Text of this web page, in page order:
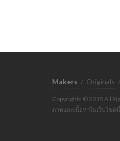
Makers / Originals /
Copyrights © 2015 All
ภาพและเนื้อหาในเว็บไซ